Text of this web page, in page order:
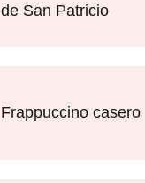
de San Patricio
Frappuccino casero